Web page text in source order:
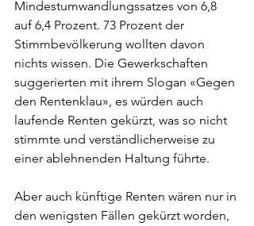
Mindestumwandlungssatzes von 6,8
auf 6,4 Prozent. 73 Prozent der
Stimmbevölkerung wollten davon
nichts wissen. Die Gewerkschaften
suggerierten mit ihrem Slogan «Gegen
den Rentenklau», es würden auch
laufende Renten gekürzt, was so nicht
stimmte und verständlicherweise zu
einer ablehnenden Haltung führte.
Aber auch künftige Renten wären nur in
den wenigsten Fällen gekürzt worden,